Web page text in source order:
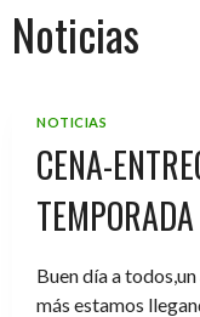
Noticias
NOTICIAS
CENA-
Buen día a todos,un
más estamos